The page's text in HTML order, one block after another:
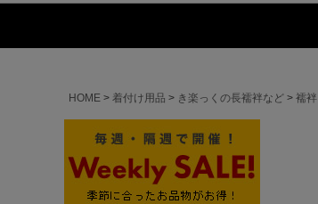
HOME
着付け用品 き楽っくの長襦袢など 襦袢